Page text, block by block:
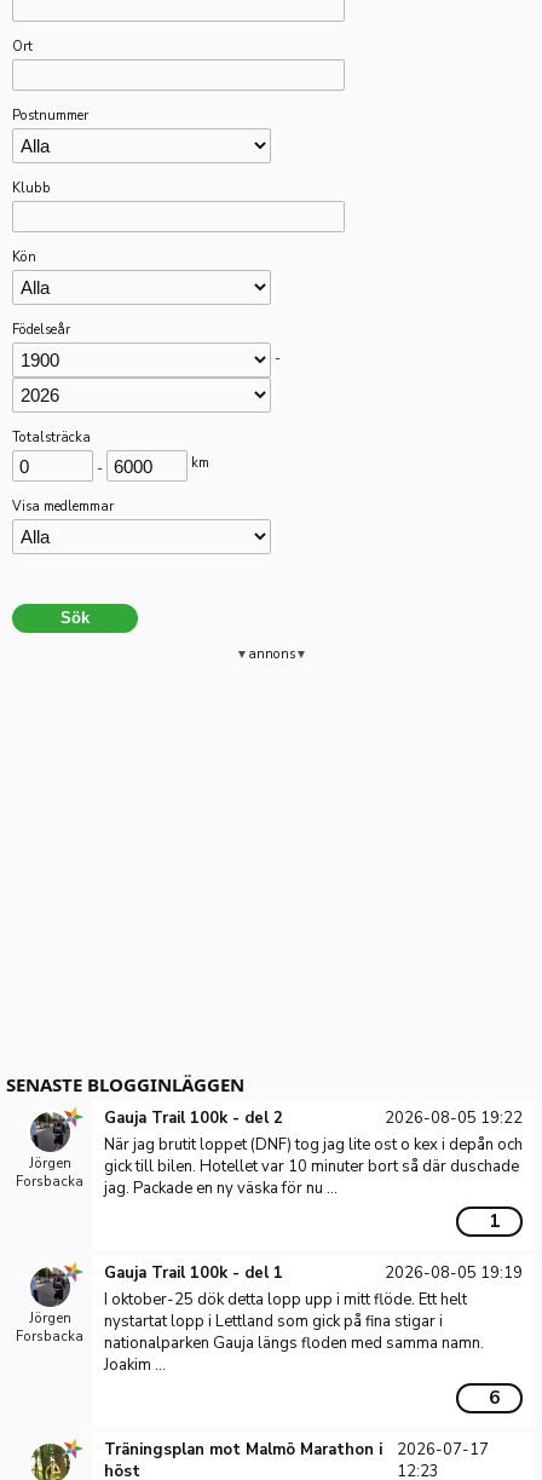
Ort
Postnummer
Klubb
Kön
Födelseår
-
Totalsträcka
- km
Visa medlemmar
annons
SENASTE BLOGGINLÄGGEN
Jörgen
Forsbacka
Gauja Trail 100k - del 2
2026-08-05 19:22
När jag brutit loppet (DNF) tog jag lite ost o kex i depån och
gick till bilen. Hotellet var 10 minuter bort så där duschade
jag. Packade en ny väska för nu ...
1
Jörgen
Forsbacka
Gauja Trail 100k - del 1
2026-08-05 19:19
I oktober-25 dök detta lopp upp i mitt flöde. Ett helt
nystartat lopp i Lettland som gick på fina stigar i
nationalparken Gauja längs floden med samma namn.
Joakim ...
6
Träningsplan mot Malmö Marathon i
höst
2026-07-17
12:23